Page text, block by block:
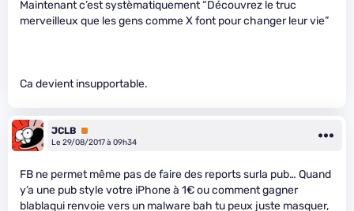
Maintenant c’est systèmatiquement “Découvrez le truc
merveilleux que les gens comme X font pour changer leur vie”
Ca devient insupportable.
JCLB Premium
Le 29/08/2017 à 09h34
FB ne permet même pas de faire des reports surla pub… Quand
y’a une pub style votre iPhone à 1€ ou comment gagner
blablaqui renvoie vers un malware bah tu peux juste masquer,